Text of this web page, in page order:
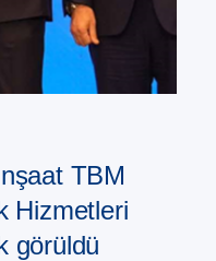
TBM
Hizmetleri
görüldü